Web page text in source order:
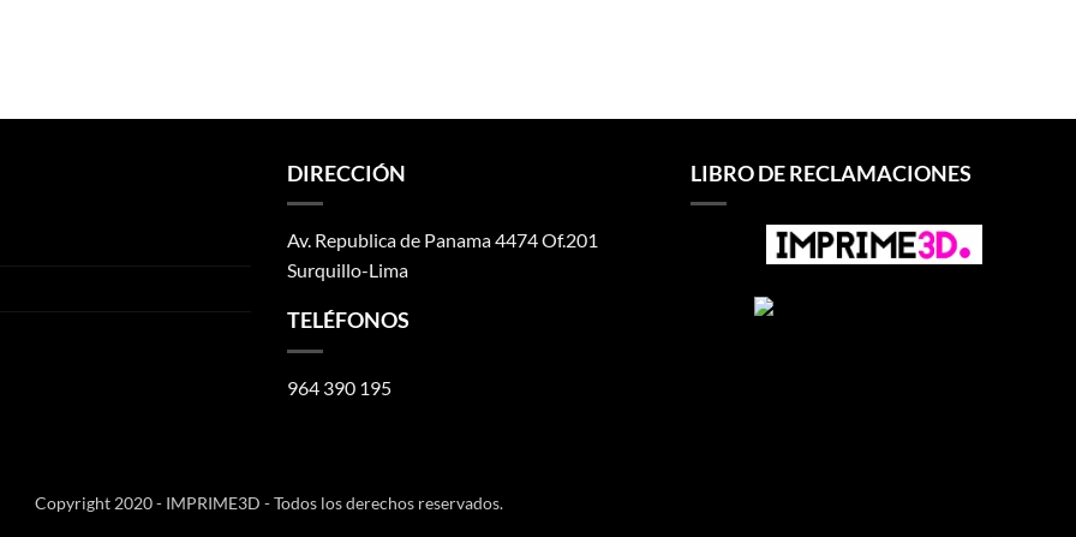
DIRECCIÓN
Av. Republica de Panama 4474 Of.201
Surquillo-Lima
TELÉFONOS
964 390 195
LIBRO DE RECLAMACIONES
Copyright 2020 - IMPRIME3D - Todos los derechos reservados.